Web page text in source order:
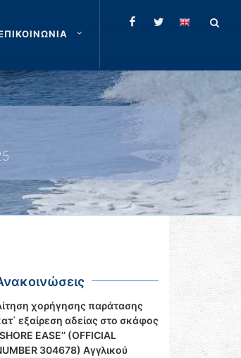
χορήγησης παράτασης
εξαίρεση αδείας στο σκάφος
EASE’’ (OFFICIAL
304678) Αγγλικού